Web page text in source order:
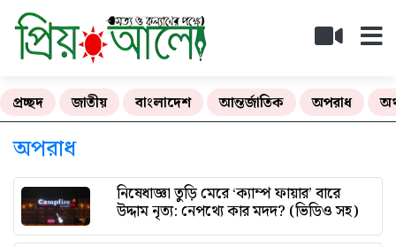
প্রচ্ছদ জাতীয় বাংলাদেশ আন্তর্জাতিক অপরাধ
অপরাধ
নিষেধাজ্ঞা তুড়ি মেরে ‘ক্যাম্প ফায়ার’ বারে
উদ্দাম নৃত্য: নেপথ্যে কার মদদ? (ভিডিও সহ)